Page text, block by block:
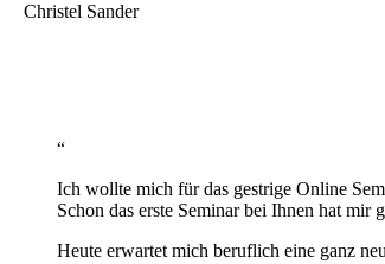
Christel Sander
“
Ich wollte mich für das gestrige Online
Schon das erste Seminar bei Ihnen hat
Heute erwartet mich beruflich eine ganz